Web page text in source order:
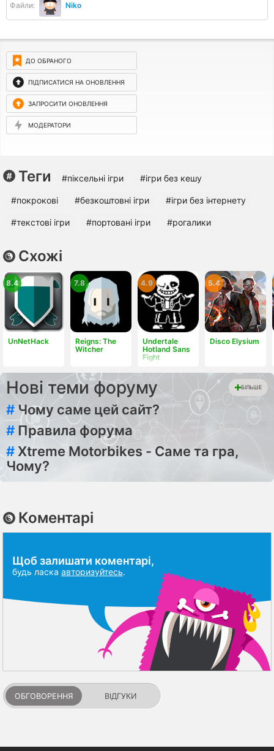
Файли: Niko
ДО ОБРАНОГО
ПІДПИСАТИСЯ НА ОНОВЛЕННЯ
ЗАПРОСИТИ ОНОВЛЕННЯ
МОДЕРАТОРИ
Теги #піксельні ігри #ігри без кешу
#покрокові #безкоштовні ігри #ігри без інтернету
#текстові ігри #портовані ігри #рогалики
Схожі
UnNetHack
8.4
Reigns: The
Witcher
7.8
Undertale
Hotland Sans
Fight
4.9
Disco Elysium
5.4
Нові теми форуму БІЛЬШЕ
# Чому саме цей сайт?
# Правила форума
# Xtreme Motorbikes - Саме та гра,
Чому?
Коментарі
Щоб залишати коментарі,
будь ласка авторизуйтесь.
ОБГОВОРЕННЯ ВІДГУКИ